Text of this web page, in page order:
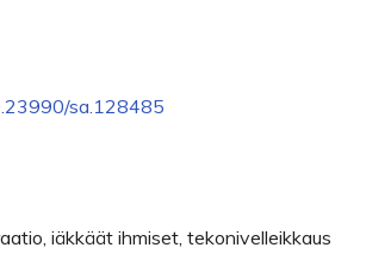
sa.128485
iäkkäät ihmiset, tekonivelleikkaus